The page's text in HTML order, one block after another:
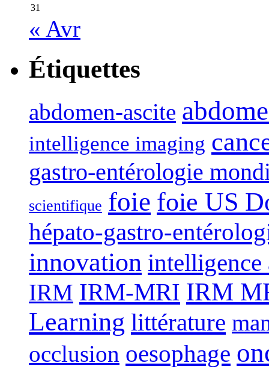
31
« Avr
Étiquettes
abdomen-ascite
intelligence imaging
gastro-entérologie
scientifique foie foie US
hépato-gastro-
innovation
IRM IRM-MRI IRM
Learning littérature
occlusion oesophage